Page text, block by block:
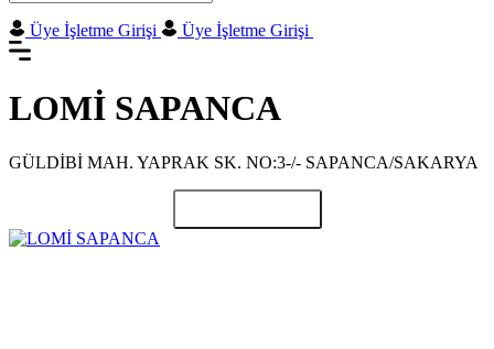
Üye İşletme Girişi Üye İşletme Girişi
LOMİ SAPANCA
GÜLDİBİ MAH. YAPRAK SK. NO:3-/- SAPANCA/SAKARYA